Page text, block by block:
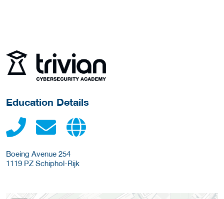
about this provider
Education Details
Boeing Avenue 254
1119 PZ Schiphol-Rijk